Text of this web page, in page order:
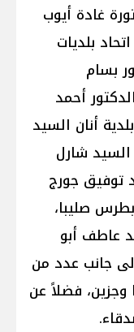
غادة أيوب
بلديات
بسام
أحمد
أنان السيد
السيد شارل
توفيق جورج
صليبا،
عاطف أبو
جانب عدد من
فضلاً عن